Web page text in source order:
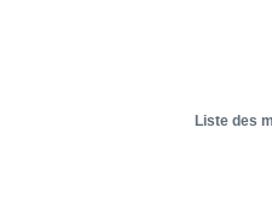
Liste des